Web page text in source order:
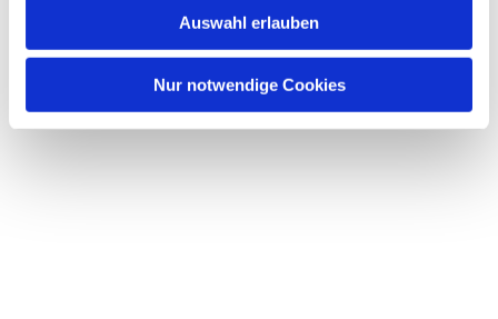
Auswahl erlauben
Nur notwendige Cookies